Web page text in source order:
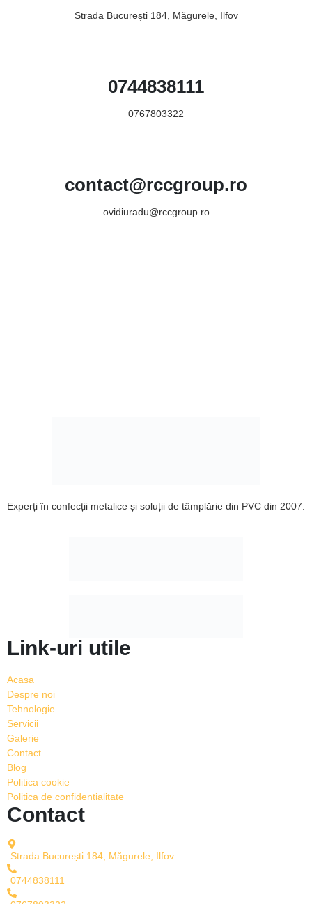
Strada București 184, Măgurele, Ilfov
0744838111
0767803322
contact@rccgroup.ro
ovidiuradu@rccgroup.ro
Experți în confecții metalice și soluții de tâmplărie din PVC din 2007.
Link-uri utile
Acasa
Despre noi
Tehnologie
Servicii
Galerie
Contact
Blog
Politica cookie
Politica de confidentialitate
Contact
Strada București 184, Măgurele, Ilfov
0744838111